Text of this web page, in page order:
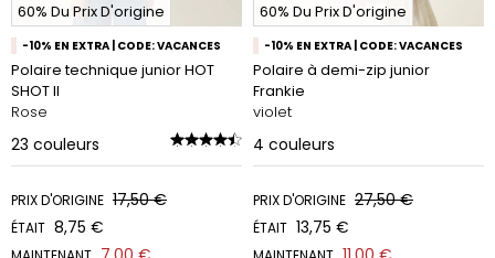
60% Du Prix D'origine
-10% EN EXTRA | CODE: VACANCES
Polaire technique junior HOT
SHOT II
Rose
23 couleurs
PRIX D'ORIGINE 17,50 €
ÉTAIT 8,75 €
60% Du Prix D'origine
-10% EN EXTRA | CODE: VACANCES
Polaire à demi-zip junior
Frankie
violet
4 couleurs
PRIX D'ORIGINE 27,50 €
ÉTAIT 13,75 €